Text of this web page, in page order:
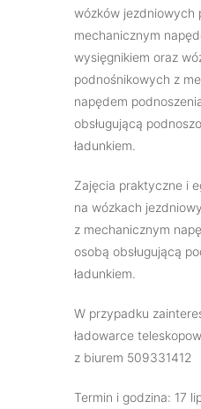
wózków jezdniowych
mechanicznym
wysięgnikiem oraz
podnośnikowych z
napędem
obsługującą
ładunkiem.
Zajęcia praktyczne i
na wózkach
z mechanicznym
osobą obsługującą
ładunkiem.
W przypadku
ładowarce
z biurem 509331412
Termin i godzina: 17